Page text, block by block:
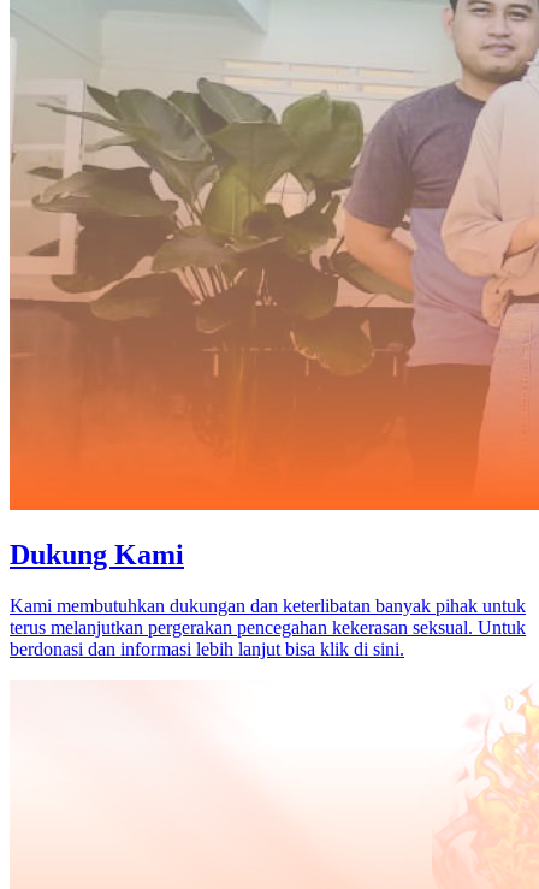
Dukung Kami
Kami membutuhkan dukungan dan keterlibatan banyak pihak untuk
terus melanjutkan pergerakan pencegahan kekerasan seksual. Untuk
berdonasi dan informasi lebih lanjut bisa klik di sini.